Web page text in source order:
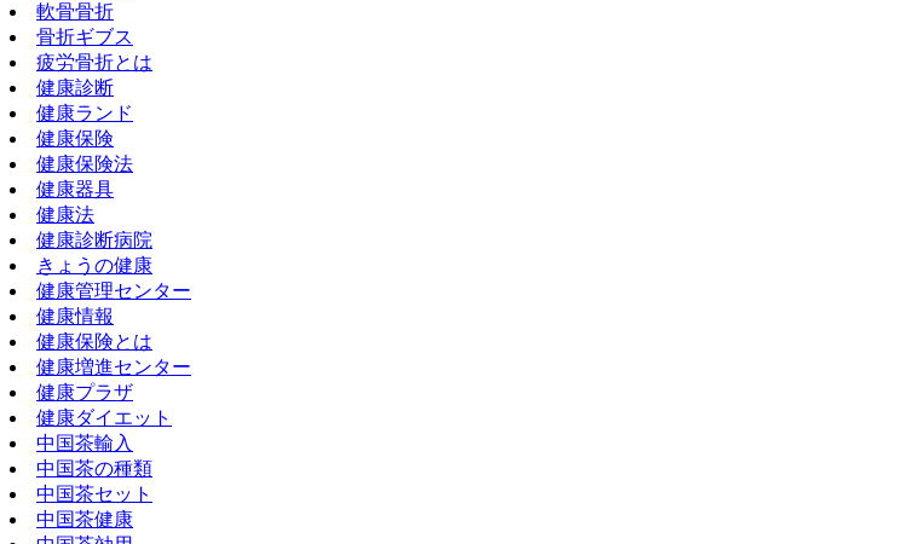
軟骨骨折
骨折ギブス
疲労骨折とは
健康診断
健康ランド
健康保険
健康保険法
健康器具
健康法
健康診断病院
きょうの健康
健康管理センター
健康情報
健康保険とは
健康増進センター
健康プラザ
健康ダイエット
中国茶輸入
中国茶の種類
中国茶セット
中国茶健康